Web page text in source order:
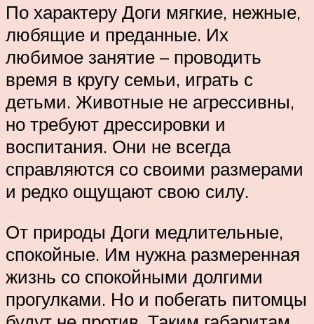
По характеру Доги мягкие, нежные,
любящие и преданные. Их
любимое занятие – проводить
время в кругу семьи, играть с
детьми. Животные не агрессивны,
но требуют дрессировки и
воспитания. Они не всегда
справляются со своими размерами
и редко ощущают свою силу.
От природы Доги медлительные,
спокойные. Им нужна размеренная
жизнь со спокойными долгими
прогулками. Но и побегать питомцы